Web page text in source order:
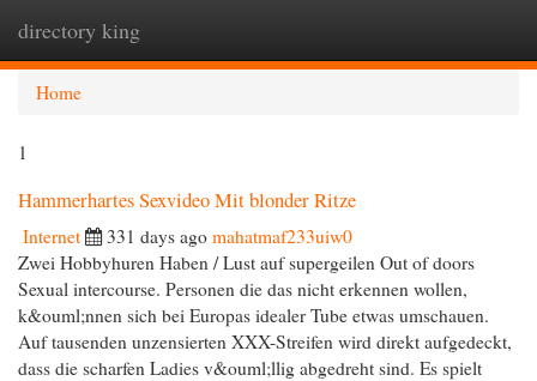
directory king
Home
1
Hammerhartes Sexvideo Mit blonder Ritze
Internet 331 days ago mahatmaf233uiw0
Zwei Hobbyhuren Haben / Lust auf supergeilen Out of doors
Sexual intercourse. Personen die das nicht erkennen wollen,
k&ouml;nnen sich bei Europas idealer Tube etwas umschauen.
Auf tausenden unzensierten XXX-Streifen wird direkt aufgedeckt,
dass die scharfen Ladies v&ouml;llig abgedreht sind. Es spielt